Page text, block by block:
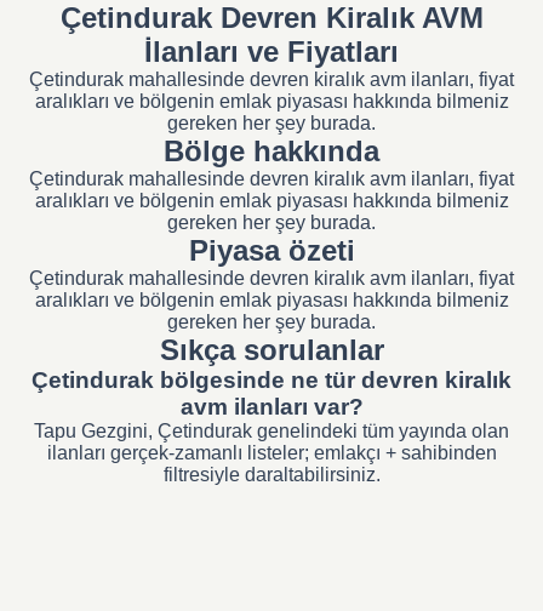
Çetindurak Devren Kiralık AVM
İlanları ve Fiyatları
Çetindurak mahallesinde devren kiralık avm ilanları, fiyat
aralıkları ve bölgenin emlak piyasası hakkında bilmeniz
gereken her şey burada.
Bölge hakkında
Çetindurak mahallesinde devren kiralık avm ilanları, fiyat
aralıkları ve bölgenin emlak piyasası hakkında bilmeniz
gereken her şey burada.
Piyasa özeti
Çetindurak mahallesinde devren kiralık avm ilanları, fiyat
aralıkları ve bölgenin emlak piyasası hakkında bilmeniz
gereken her şey burada.
Sıkça sorulanlar
Çetindurak bölgesinde ne tür devren kiralık
avm ilanları var?
Tapu Gezgini, Çetindurak genelindeki tüm yayında olan
ilanları gerçek-zamanlı listeler; emlakçı + sahibinden
filtresiyle daraltabilirsiniz.